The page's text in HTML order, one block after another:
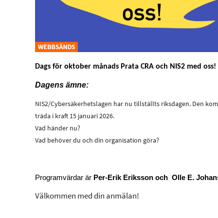
Dags för oktober månads Prata CRA och NIS2 med oss!
Dagens ämne:
NIS2/Cybersäkerhetslagen har nu tillställts riksdagen. Den
träda i kraft 15 januari 2026.
Vad händer nu?
Vad behöver du och din organisation göra?
Programvärdar är Per-Erik Eriksson och Olle E.
Välkommen med din anmälan!